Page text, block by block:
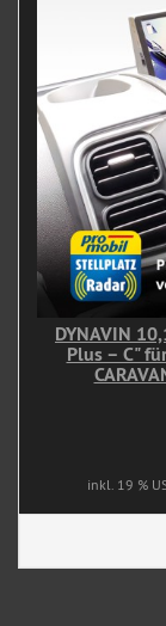
DYNAVIN
Plus – C"
inkl. 19 %